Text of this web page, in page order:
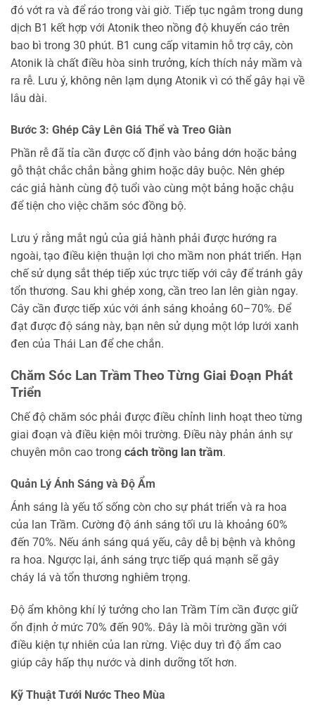
đó vớt ra và để ráo trong vài giờ. Tiếp tục ngâm trong dung
dịch B1 kết hợp với Atonik theo nồng độ khuyến cáo trên
bao bì trong 30 phút. B1 cung cấp vitamin hỗ trợ cây, còn
Atonik là chất điều hòa sinh trưởng, kích thích nảy mầm và
ra rễ. Lưu ý, không nên lạm dụng Atonik vì có thể gây hại về
lâu dài.
Bước 3: Ghép Cây Lên Giá Thể và Treo Giàn
Phần rễ đã tỉa cần được cố định vào bảng dớn hoặc bảng
gỗ thật chắc chắn bằng ghim hoặc dây buộc. Nên ghép
các giả hành cùng độ tuổi vào cùng một bảng hoặc chậu
để tiện cho việc chăm sóc đồng bộ.
Lưu ý rằng mắt ngủ của giả hành phải được hướng ra
ngoài, tạo điều kiện thuận lợi cho mầm non phát triển. Hạn
chế sử dụng sắt thép tiếp xúc trực tiếp với cây để tránh gây
tổn thương. Sau khi ghép xong, cần treo lan lên giàn ngay.
Cây cần được tiếp xúc với ánh sáng khoảng 60–70%. Để
đạt được độ sáng này, bạn nên sử dụng một lớp lưới xanh
đen của Thái Lan để che chắn.
Chăm Sóc Lan Trầm Theo Từng Giai Đoạn Phát
Triển
Chế độ chăm sóc phải được điều chỉnh linh hoạt theo từng
giai đoạn và điều kiện môi trường. Điều này phản ánh sự
chuyên môn cao trong cách trồng lan trầm.
Quản Lý Ánh Sáng và Độ Ẩm
Ánh sáng là yếu tố sống còn cho sự phát triển và ra hoa
của lan Trầm. Cường độ ánh sáng tối ưu là khoảng 60%
đến 70%. Nếu ánh sáng quá yếu, cây dễ bị bệnh và không
ra hoa. Ngược lại, ánh sáng trực tiếp quá mạnh sẽ gây
cháy lá và tổn thương nghiêm trọng.
Độ ẩm không khí lý tưởng cho lan Trầm Tím cần được giữ
ổn định ở mức 70% đến 90%. Đây là môi trường gần với
điều kiện tự nhiên của lan rừng. Việc duy trì độ ẩm cao
giúp cây hấp thụ nước và dinh dưỡng tốt hơn.
Kỹ Thuật Tưới Nước Theo Mùa